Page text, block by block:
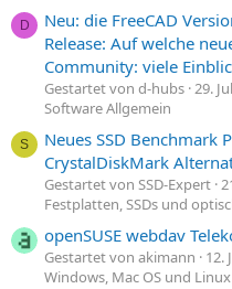
D
Neu: die FreeCAD
Release: Auf welche
Community: viele
Gestartet von d-hubs 29.
Software Allgemein
S
Neues SSD Benchmark
CrystalDiskMark
Gestartet von SSD-Expert
Festplatten, SSDs und
openSUSE webdav
Gestartet von akimann 12.
Windows, Mac OS und